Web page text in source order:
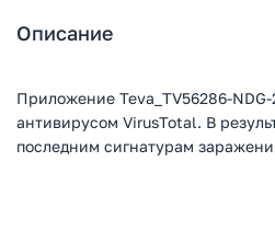
Описание
Приложение Teva_TV56286-
антивирусом VirusTotal. В
последним сигнатурам